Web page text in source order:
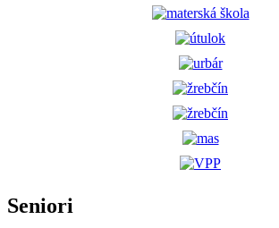
Seniori